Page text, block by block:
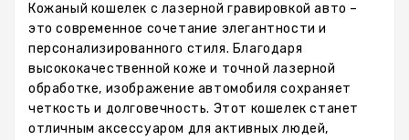
Кожаный кошелек с лазерной гравировкой авто –
это современное сочетание элегантности и
персонализированного стиля. Благодаря
высококачественной коже и точной лазерной
обработке, изображение автомобиля сохраняет
четкость и долговечность. Этот кошелек станет
отличным аксессуаром для активных людей,